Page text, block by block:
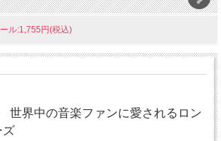
ル:1,755円(税込)
界中の音楽ファンに愛されるロン
ズ